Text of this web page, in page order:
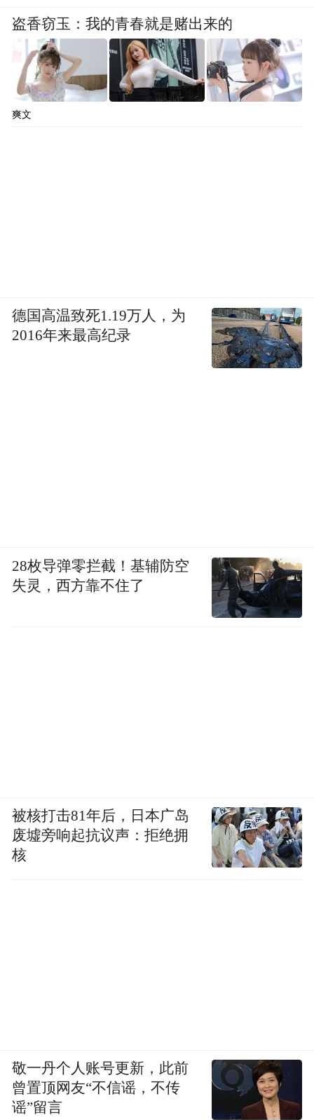
盗香窃玉：我的青春就是赌出来的
爽文
德国高温致死1.19万人，为
2016年来最高纪录
28枚导弹零拦截！基辅防空
失灵，西方靠不住了
被核打击81年后，日本广岛
废墟旁响起抗议声：拒绝拥
核
敬一丹个人账号更新，此前
曾置顶网友“不信谣，不传
谣”留言